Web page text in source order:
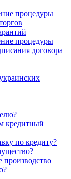
процедуры
процедуры
договора
кредитный
по кредиту?
производство